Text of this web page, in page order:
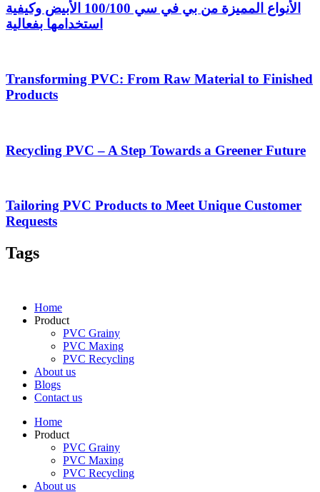
الأنواع المميزة من بي في سي 100/100 الأبيض وكيفية
استخدامها بفعالية
Transforming PVC: From Raw Material to Finished
Products
Recycling PVC – A Step Towards a Greener Future
Tailoring PVC Products to Meet Unique Customer
Requests
Tags
Home
Product
PVC Grainy
PVC Maxing
PVC Recycling
About us
Blogs
Contact us
Home
Product
PVC Grainy
PVC Maxing
PVC Recycling
About us